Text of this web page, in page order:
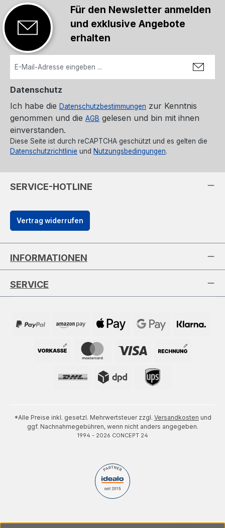
Für den Newsletter anmelden
und exklusive Angebote
erhalten
Datenschutz
Ich habe die Datenschutzbestimmungen zur Kenntnis
genommen und die AGB gelesen und bin mit ihnen
einverstanden.
Diese Seite ist durch reCAPTCHA geschützt und es gelten die
Datenschutzrichtlinie und Nutzungsbedingungen.
SERVICE-HOTLINE
Vertrag widerrufen
INFORMATIONEN
SERVICE
*Alle Preise inkl. gesetzl. Mehrwertsteuer zzgl. Versandkosten und
ggf. Nachnahmegebühren, wenn nicht anders angegeben.
1994 - 2026 CONCEPT 24